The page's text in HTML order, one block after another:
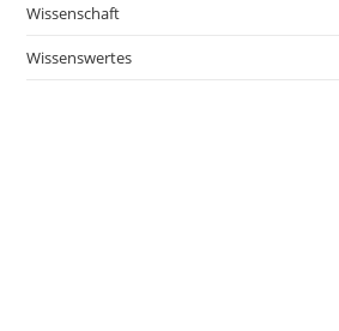
Wissenschaft
Wissenswertes